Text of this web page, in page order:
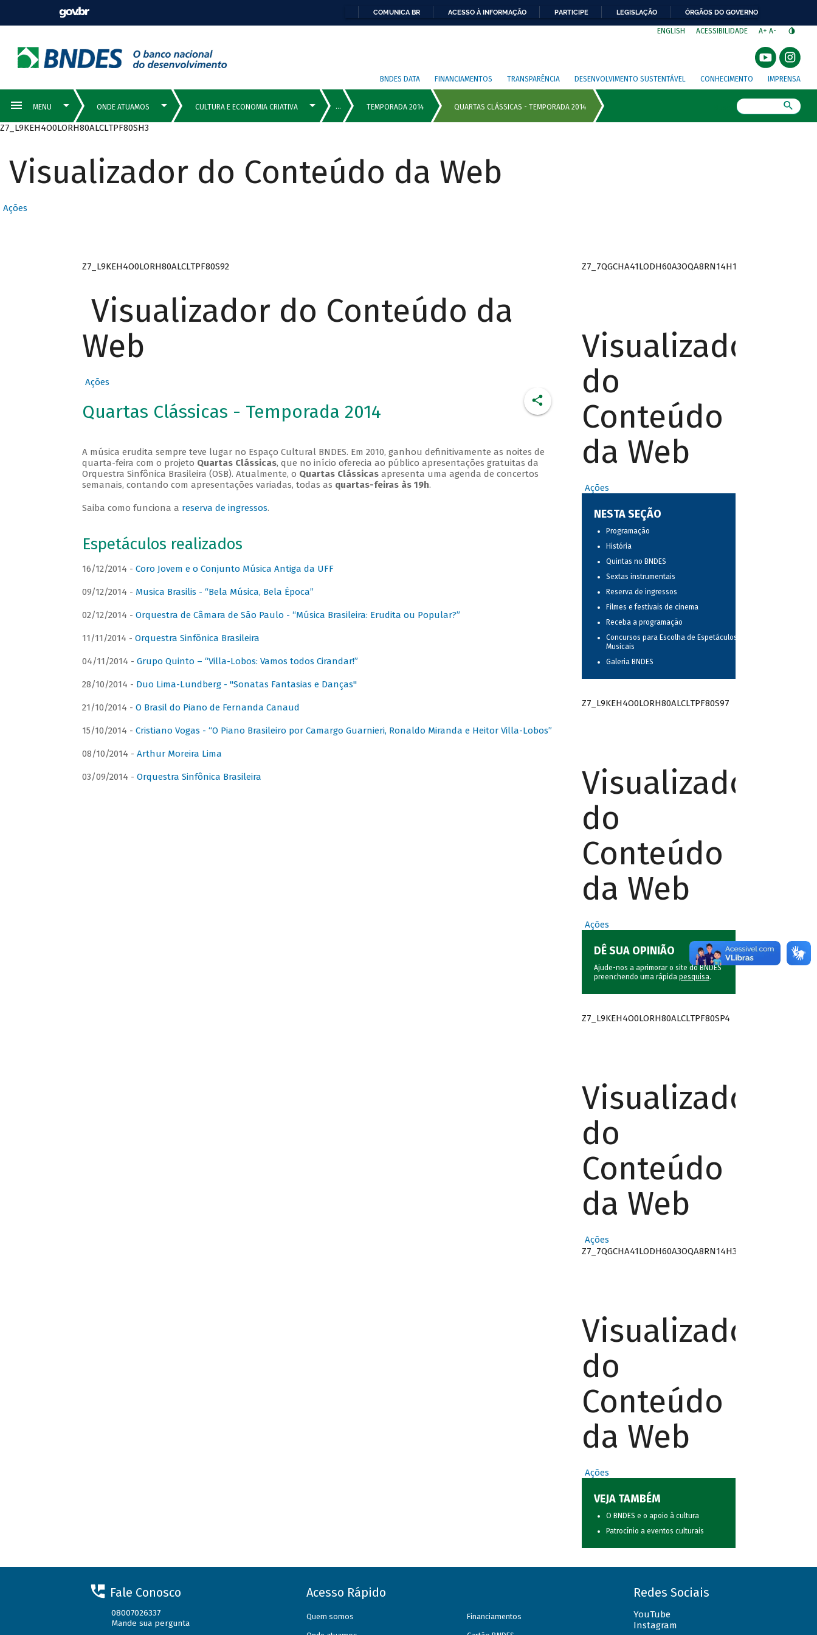
COMUNICA BR ACESSO À INFORMAÇÃO PARTICIPE LEGISLAÇÃO ÓRGÃOS DO GOVERNO
ENGLISH ACESSIBILIDADE A+ A-
BNDES DATA FINANCIAMENTOS TRANSPARÊNCIA DESENVOLVIMENTO SUSTENTÁVEL CONHECIMENTO IMPRENSA
Z7_L9KEH4O0LORH80ALCLTPF80SH3
Visualizador do Conteúdo da Web
Ações
Z7_L9KEH4O0LORH80ALCLTPF80S92
Visualizador do Conteúdo da
Web
Ações
Quartas Clássicas - Temporada 2014
A música erudita sempre teve lugar no Espaço Cultural BNDES. Em 2010, ganhou definitivamente as noites de
quarta-feira com o projeto Quartas Clássicas, que no início oferecia ao público apresentações gratuitas da
Orquestra Sinfônica Brasileira (OSB). Atualmente, o Quartas Clássicasapresenta uma agenda de concertos
semanais, contando com apresentações variadas, todas as quartas-feiras às 19h.
Saiba como funciona a reserva de ingressos.
Espetáculos realizados
16/12/2014 - Coro Jovem e o Conjunto Música Antiga da UFF
09/12/2014 - Musica Brasilis - “Bela Música, Bela Época”
02/12/2014 - Orquestra de Câmara de São Paulo - “Música Brasileira: Erudita ou Popular?”
11/11/2014 - Orquestra Sinfônica Brasileira
04/11/2014 - Grupo Quinto – “Villa-Lobos: Vamos todos Cirandar!”
28/10/2014 - Duo Lima-Lundberg - "Sonatas Fantasias e Danças"
21/10/2014 - O Brasil do Piano de Fernanda Canaud
15/10/2014 - Cristiano Vogas - “O Piano Brasileiro por Camargo Guarnieri, Ronaldo Miranda e Heitor Villa-Lobos”
08/10/2014 - Arthur Moreira Lima
03/09/2014 - Orquestra Sinfônica Brasileira
Z7_7QGCHA41LODH60A3OQA8RN14H1
Visualizador
do
Conteúdo
da Web
Ações
NESTA SEÇÃO
Programação
História
Quintas no BNDES
Sextas instrumentais
Reserva de ingressos
Filmes e festivais de cinema
Receba a programação
Concursos para Escolha de Espetáculos
Musicais
Galeria BNDES
Z7_L9KEH4O0LORH80ALCLTPF80S97
Visualizador
do
Conteúdo
da Web
Ações
DÊ SUA OPINIÃO
Ajude-nos a aprimorar o site do BNDES
preenchendo uma rápida pesquisa.
Z7_L9KEH4O0LORH80ALCLTPF80SP4
Visualizador
do
Conteúdo
da Web
Ações
Z7_7QGCHA41LODH60A3OQA8RN14H3
Visualizador
do
Conteúdo
da Web
Ações
VEJA TAMBÉM
O BNDES e o apoio à cultura
Patrocínio a eventos culturais
Fale Conosco
08007026337
Mande sua pergunta
Acesso Rápido
Quem somos Financiamentos
Redes Sociais
YouTube
Instagram